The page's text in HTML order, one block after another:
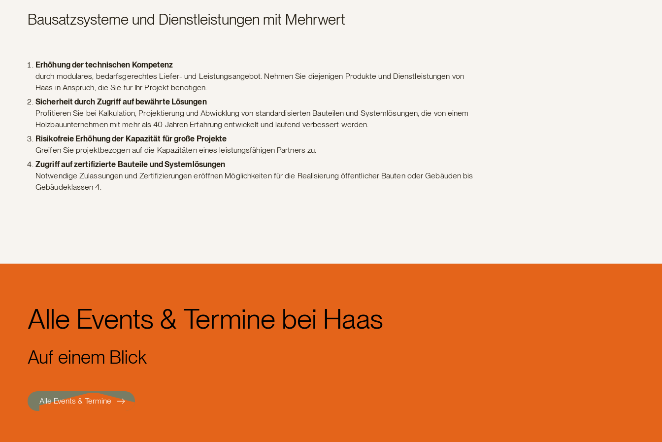
Bausatzsysteme und Dienstleistungen mit Mehrwert
Erhöhung der technischen Kompetenz
durch modulares, bedarfsgerechtes Liefer- und Leistungsangebot. Nehmen Sie diejenigen Produkte und Dienstleistungen von
Haas in Anspruch, die Sie für Ihr Projekt benötigen.
Sicherheit durch Zugriff auf bewährte Lösungen
Profitieren Sie bei Kalkulation, Projektierung und Abwicklung von standardisierten Bauteilen und Systemlösungen, die von einem
Holzbauunternehmen mit mehr als 40 Jahren Erfahrung entwickelt und laufend verbessert werden.
Risikofreie Erhöhung der Kapazität für große Projekte
Greifen Sie projektbezogen auf die Kapazitäten eines leistungsfähigen Partners zu.
Zugriff auf zertifizierte Bauteile und Systemlösungen
Notwendige Zulassungen und Zertifizierungen eröffnen Möglichkeiten für die Realisierung öffentlicher Bauten oder Gebäuden bis
Gebäudeklassen 4.
Alle Events & Termine bei Haas
Auf einem Blick
Alle Events & Termine